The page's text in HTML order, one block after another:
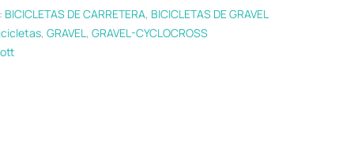
BICICLETAS DE CARRETERA, BICICLETAS DE GRAVEL
, GRAVEL, GRAVEL-CYCLOCROSS